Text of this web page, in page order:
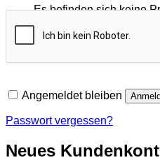
Es befinden sich keine
Zurück zum Shop
Angemeldet bleiben
Passwort vergessen?
Neues